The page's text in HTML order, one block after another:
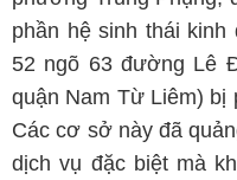
phần hệ sinh thái kinh
52 ngõ 63 đường Lê
quận Nam Từ Liêm) bị
Các cơ sở này đã
dịch vụ đặc biệt mà